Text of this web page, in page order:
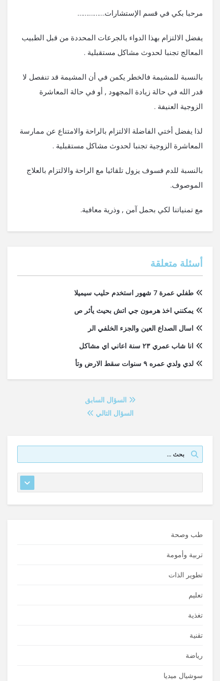
مرحبا بكي في قسم الإستشارات……………
يفضل الالتزام بهذا الدواء بالجرعات المحددة من قبل الطبيب
المعالج تجنبا لحدوث مشاكل مستقبلية .
بالنسبة للمشيمة فالخطر يكمن في أن المشيمة قد تنفصل لا
قدر الله في حالة زيادة المجهود , أو في حالة المعاشرة
الزوجية العنيفة .
لذا يفضل أختي الفاضلة الالتزام بالراحة والامتناع عن ممارسة
المعاشرة الزوجية تجنبا لحدوث مشاكل مستقبلية .
بالنسبة للدم فسوف يزول تلقائيا مع الراحة والالتزام بالعلاج
الموصوف.
مع تمنياتنا لكي بحمل آمن , وذرية معافية.
أسئلة متعلقة
طفلي عمرة 7 شهور استخدم حليب سيميلا
يمكنني اخذ هرمون جي اتش بحيث يأثر ص
اسال الصداع العين والجزء الخلفي الر
انا شاب عمري ٢٣ سنة اعاني اي مشاكل
لدي ولدي عمره ٩ سنوات سقط الارض وتأ
السؤال السابق
السؤال التالي
طب وصحة
تربية وأمومة
تطوير الذات
تعليم
تغذية
تقنية
رياضة
سوشيال ميديا